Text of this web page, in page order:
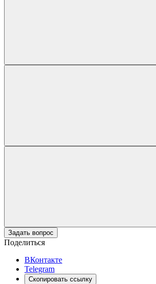
Задать вопрос
Поделиться
ВКонтакте
Telegram
Скопировать ссылку